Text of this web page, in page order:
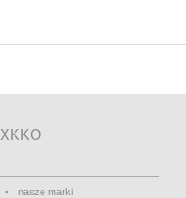
XKKO
nasze marki